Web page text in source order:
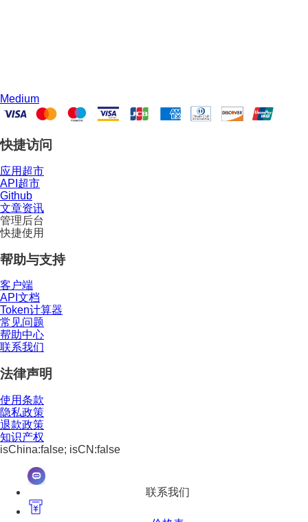
Medium
快捷访问
应用超市
API超市
Github
文章资讯
管理后台
快捷使用
帮助与支持
客户端
API文档
Token计算器
常见问题
帮助中心
联系我们
法律声明
使用条款
隐私政策
退款政策
知识产权
isChina:false; isCN:false
联系我们